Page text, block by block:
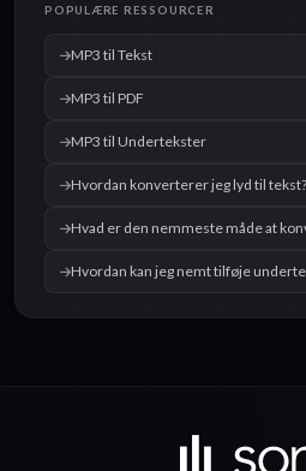
POPULÆRE RESSOURCER
MP3 til Tekst
MP3 til PDF
MP3 til Undertekster
Hvordan konverterer jeg lyd til tekst?
Hvad er den nemmeste måde at
Hvordan kan jeg nemt tilføje